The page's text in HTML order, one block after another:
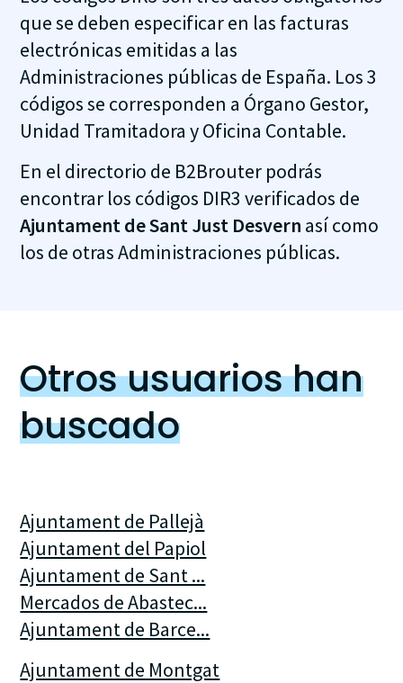
que se deben especificar en las facturas
electrónicas emitidas a las
Administraciones públicas de España. Los 3
códigos se corresponden a Órgano Gestor,
Unidad Tramitadora y Oficina Contable.
En el directorio de B2Brouter podrás
encontrar los códigos DIR3 verificados de
Ajuntament de Sant Just Desvern así como
los de otras Administraciones públicas.
Otros usuarios han
buscado
Ajuntament de Pallejà
Ajuntament del Papiol
Ajuntament de Sant ...
Mercados de Abastec...
Ajuntament de Barce...
Ajuntament de Montgat